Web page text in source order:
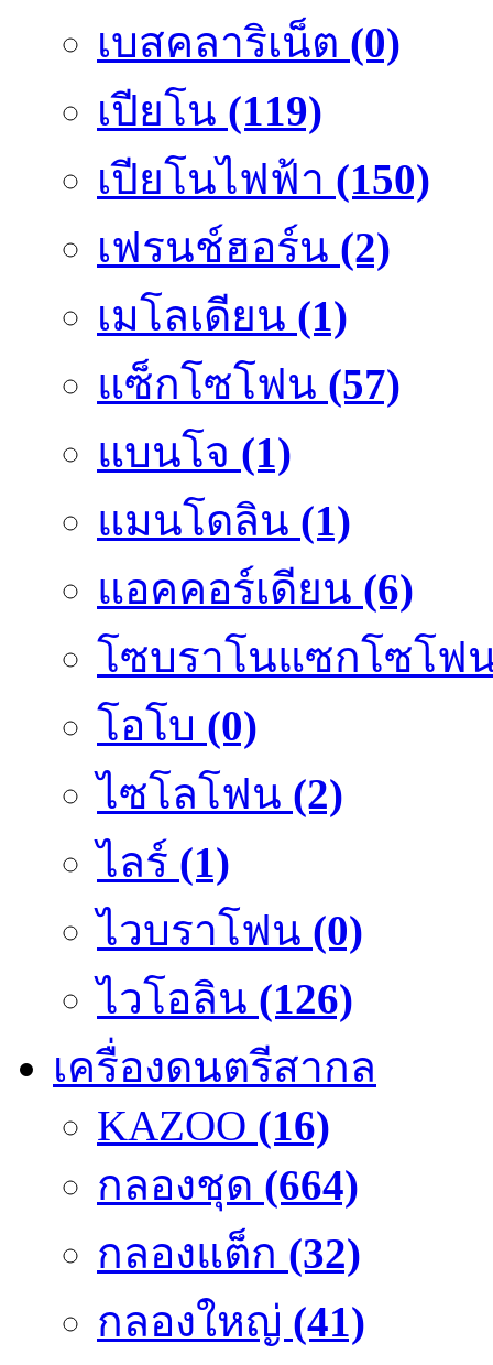
เบสคลาริเน็ต (0)
เปียโน (119)
เปียโนไฟฟ้า (150)
เฟรนช์ฮอร์น (2)
เมโลเดียน (1)
แซ็กโซโฟน (57)
แบนโจ (1)
แมนโดลิน (1)
แอคคอร์เดียน (6)
โซบราโนแซกโซโฟ
โอโบ (0)
ไซโลโฟน (2)
ไลร์ (1)
ไวบราโฟน (0)
ไวโอลิน (126)
เครื่องดนตรีสากล
KAZOO (16)
กลองชุด (664)
กลองแต็ก (32)
กลองใหญ่ (41)